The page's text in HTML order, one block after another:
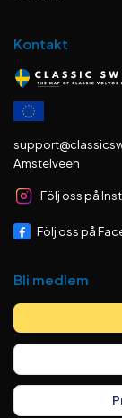
Kontakt
Amstelveen
Följ oss på
Följ oss på
Bli medlem